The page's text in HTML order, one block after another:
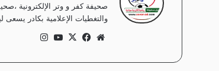
صحيفة كفر و وتر الإلكترونية
والتغطيات الإعلامية بكادر
موق
الوي
في
وك
‫X
‫Yo
ub ام